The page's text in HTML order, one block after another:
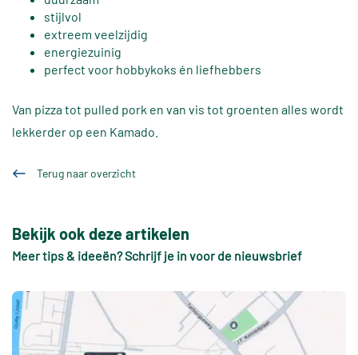
stijlvol
extreem veelzijdig
energiezuinig
perfect voor hobbykoks én liefhebbers
Van pizza tot pulled pork en van vis tot groenten alles wordt
lekkerder op een Kamado.
Terug naar overzicht
Bekijk ook deze artikelen
Meer tips & ideeën? Schrijf je in voor de nieuwsbrief